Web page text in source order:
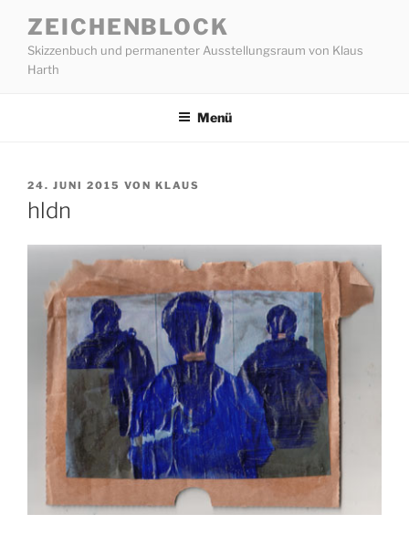
Inhalt
springen
ZEICHENBLOCK
Skizzenbuch und permanenter Ausstellungsraum von Klaus
Harth
Menü
VERÖFFENTLICHT
AM
24. JUNI 2015 VON KLAUS
hldn